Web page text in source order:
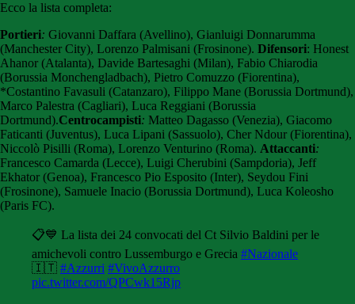
Ecco la lista completa:
Portieri: Giovanni Daffara (Avellino), Gianluigi Donnarumma
(Manchester City), Lorenzo Palmisani (Frosinone). Difensori: Honest
Ahanor (Atalanta), Davide Bartesaghi (Milan), Fabio Chiarodia
(Borussia Monchengladbach), Pietro Comuzzo (Fiorentina),
*Costantino Favasuli (Catanzaro), Filippo Mane (Borussia Dortmund),
Marco Palestra (Cagliari), Luca Reggiani (Borussia
Dortmund).Centrocampisti: Matteo Dagasso (Venezia), Giacomo
Faticanti (Juventus), Luca Lipani (Sassuolo), Cher Ndour (Fiorentina),
Niccolò Pisilli (Roma), Lorenzo Venturino (Roma). Attaccanti:
Francesco Camarda (Lecce), Luigi Cherubini (Sampdoria), Jeff
Ekhator (Genoa), Francesco Pio Esposito (Inter), Seydou Fini
(Frosinone), Samuele Inacio (Borussia Dortmund), Luca Koleosho
(Paris FC).
📋💙 La lista dei 24 convocati del Ct Silvio Baldini per le
amichevoli contro Lussemburgo e Grecia #Nazionale
🇮🇹 #Azzurri #VivoAzzurro
pic.twitter.com/QPCwk15Rjp